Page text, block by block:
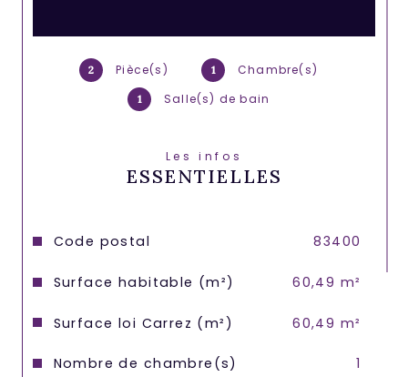
2 Pièce(s) 1 Chambre(s)
1 Salle(s) de bain
Les infos
ESSENTIELLES
Caractéristiques Valeurs
Code postal 83400
Surface habitable (m²) 60,49 m²
Surface loi Carrez (m²) 60,49 m²
Nombre de chambre(s) 1